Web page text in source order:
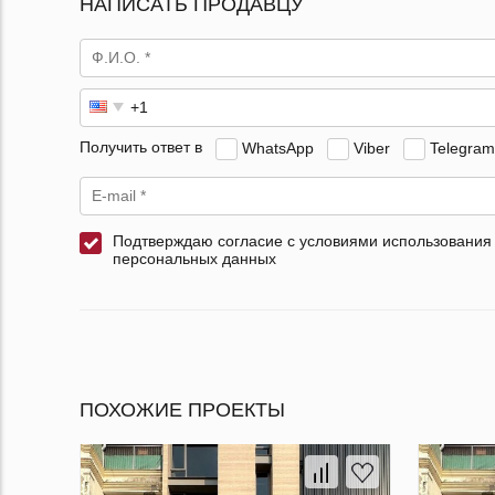
Получить ответ в WhatsApp Viber Telegram
Подтверждаю согласие с условиями использования
персональных данных
ПОХОЖИЕ ПРОЕКТЫ